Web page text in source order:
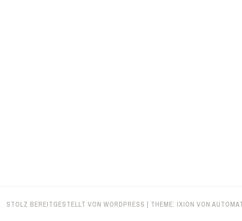
STOLZ BEREITGESTELLT VON WORDPRESS | THEME: IXION VON